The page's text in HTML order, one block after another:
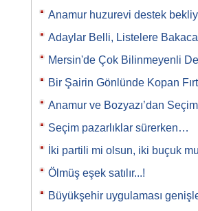
Anamur huzurevi destek
Adaylar Belli, Listelere
Mersin'de Çok Bilinmeyenli
Bir Şairin Gönlünde Kopan
Anamur ve Bozyazı’dan
Seçim pazarlıklar sürerken…
İki partili mi olsun, iki buçuk
Ölmüş eşek satılır...!
Büyükşehir uygulaması